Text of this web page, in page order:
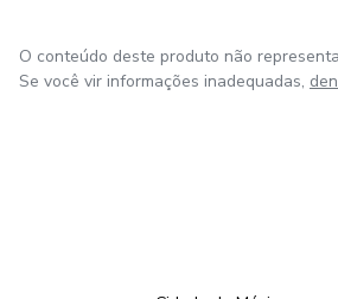
O conteúdo deste produto não
Se você vir informações inadequadas,